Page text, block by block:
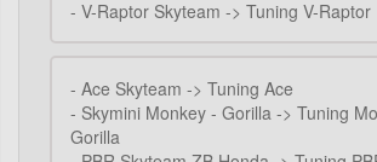
- V-Raptor Skyteam -> Tuning V-Raptor
- Ace Skyteam -> Tuning Ace
- Skymini Monkey - Gorilla -> Tuning
Gorilla